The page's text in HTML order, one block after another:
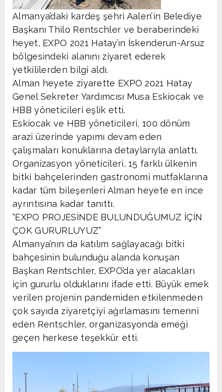
Almanya’daki kardeş şehri Aalen’in Belediye
Başkanı Thilo Rentschler ve beraberindeki
heyet, EXPO 2021 Hatay’ın İskenderun-Arsuz
bölgesindeki alanını ziyaret ederek
yetkililerden bilgi aldı.
Alman heyete ziyarette EXPO 2021 Hatay
Genel Sekreter Yardımcısı Musa Eskiocak ve
HBB yöneticileri eşlik etti.
Eskiocak ve HBB yöneticileri, 100 dönüm
arazi üzerinde yapımı devam eden
çalışmaları konuklarına detaylarıyla anlattı.
Organizasyon yöneticileri, 15 farklı ülkenin
bitki bahçelerinden gastronomi mutfaklarına
kadar tüm bileşenleri Alman heyete en ince
ayrıntısına kadar tanıttı.
“EXPO PROJESİNDE BULUNDUĞUMUZ İÇİN
ÇOK GURURLUYUZ”
Almanya’nın da katılım sağlayacağı bitki
bahçesinin bulunduğu alanda konuşan
Başkan Rentschler, EXPO’da yer alacakları
için gururlu olduklarını ifade etti. Büyük emek
verilen projenin pandemiden etkilenmeden
çok sayıda ziyaretçiyi ağırlamasını temenni
eden Rentschler, organizasyonda emeği
geçen herkese teşekkür etti.